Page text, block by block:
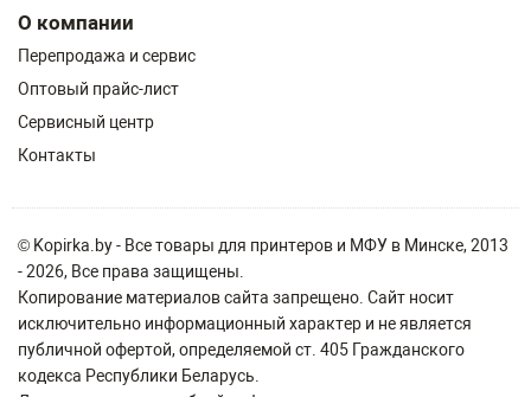
О компании
Перепродажа и сервис
Оптовый прайс-лист
Сервисный центр
Контакты
© Kopirka.by - Все товары для принтеров и МФУ в Минске, 2013
- 2026, Все права защищены.
Копирование материалов сайта запрещено. Сайт носит
исключительно информационный характер и не является
публичной офертой, определяемой ст. 405 Гражданского
кодекса Республики Беларусь.